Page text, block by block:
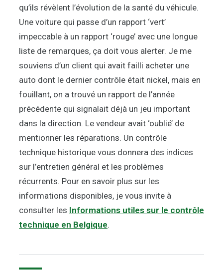
qu’ils révèlent l’évolution de la santé du véhicule.
Une voiture qui passe d’un rapport ‘vert’
impeccable à un rapport ‘rouge’ avec une longue
liste de remarques, ça doit vous alerter. Je me
souviens d’un client qui avait failli acheter une
auto dont le dernier contrôle était nickel, mais en
fouillant, on a trouvé un rapport de l’année
précédente qui signalait déjà un jeu important
dans la direction. Le vendeur avait ‘oublié’ de
mentionner les réparations. Un contrôle
technique historique vous donnera des indices
sur l’entretien général et les problèmes
récurrents. Pour en savoir plus sur les
informations disponibles, je vous invite à
consulter les Informations utiles sur le contrôle
technique en Belgique.